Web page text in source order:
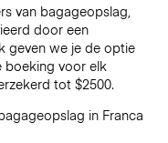
van bagageopslag,
door een
geven we je de optie
boeking voor elk
tot $2500.
in Franca